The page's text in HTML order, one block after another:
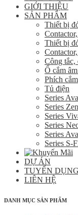
GIỚI THIỆU
SẢN PHẨM
Thiết bị
Thiết bị
Công tắc,
Ổ cắm
Phích
Tủ điện
Series
Series
Series
Series
Series
Series S-
DỰ ÁN
TUYỂN DỤNG
LIÊN HỆ
DANH MỤC SẢN PHẨM